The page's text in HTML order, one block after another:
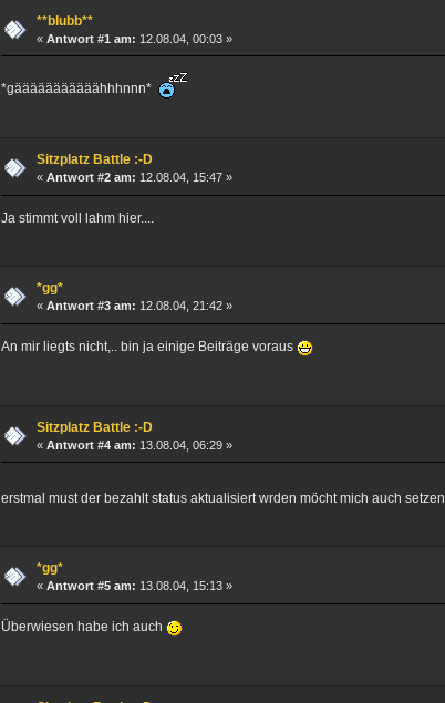
**blubb**
«Antwort #1 am: 12.08.04, 00:03 »
*gääääääääääähhhnnn*
Sitzplatz Battle :-D
«Antwort #2 am: 12.08.04, 15:47 »
Ja stimmt voll lahm hier....
*gg*
«Antwort #3 am: 12.08.04, 21:42 »
An mir liegts nicht,.. bin ja einige Beiträge voraus
Sitzplatz Battle :-D
«Antwort #4 am: 13.08.04, 06:29 »
erstmal must der bezahlt status aktualisiert wrden möcht mich auch setzen
*gg*
«Antwort #5 am: 13.08.04, 15:13 »
Überwiesen habe ich auch